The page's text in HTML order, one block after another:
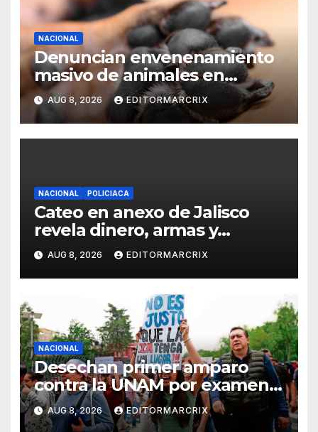
NACIONAL
Denuncian envenenamiento
masivo de animales en
Querétaro
AUG 8, 2026 EDITORMARCRIX
NACIONAL POLICIACA
Cateo en anexo de Jalisco
revela dinero, armas y
sobrecupo
AUG 8, 2026 EDITORMARCRIX
NACIONAL
Desechan primer amparo
contra la UNAM por examen
de admisión
AUG 8, 2026 EDITORMARCRIX